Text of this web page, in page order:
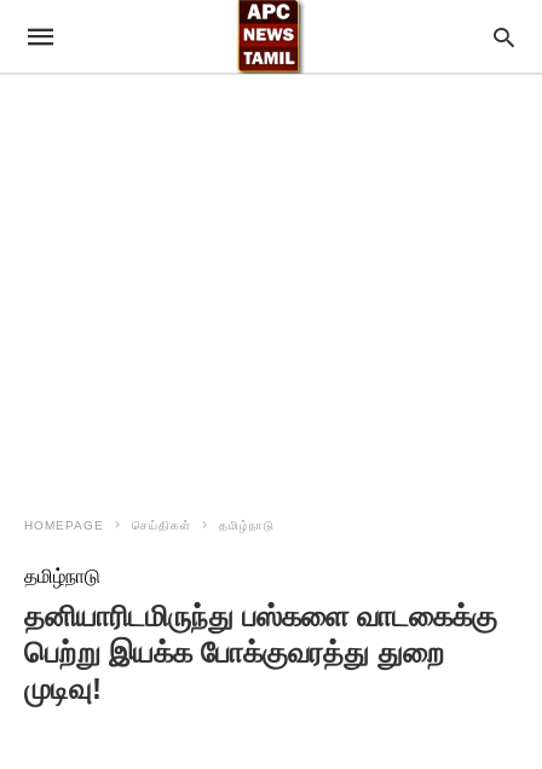
HOMEPAGE செய்திகள் தமிழ்நாடு
தமிழ்நாடு
தனியாரிடமிருந்து பஸ்களை வாடகைக்கு
பெற்று இயக்க போக்குவரத்து துறை
முடிவு!